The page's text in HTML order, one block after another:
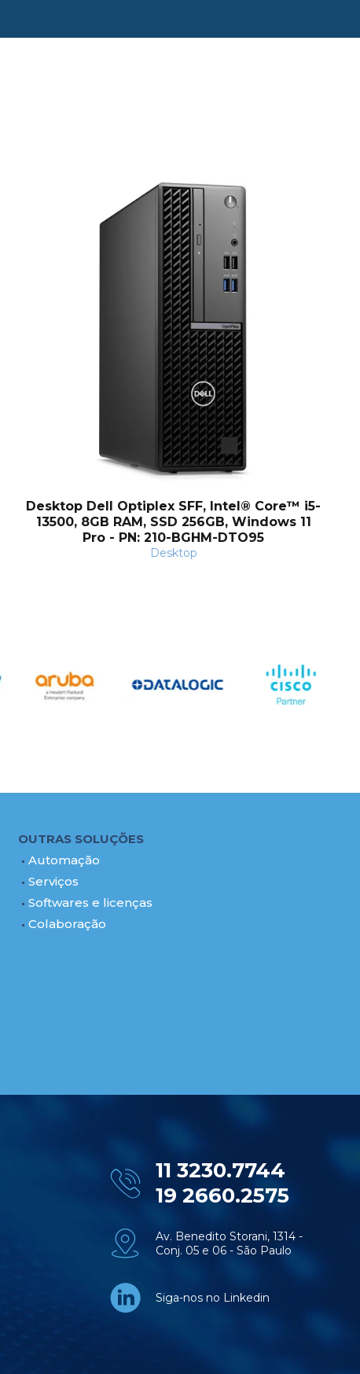
Desktop Dell Optiplex SFF, Intel® Core™ i5-
13500, 8GB RAM, SSD 256GB, Windows 11
Pro - PN: 210-BGHM-DTO95
Desktop
OUTRAS SOLUÇÕES
Automação
Serviços
Softwares e licenças
Colaboração
11 3230.7744
19 2660.2575
Av. Benedito Storani, 1314 -
Conj. 05 e 06 - São Paulo
Siga-nos no Linkedin